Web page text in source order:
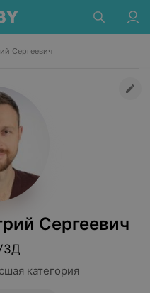
Сергеевич
Сергеевич
категория